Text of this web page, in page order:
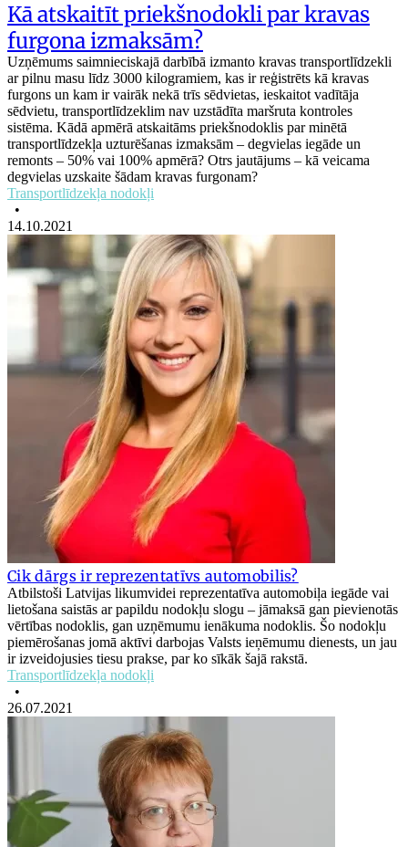
Kā atskaitīt priekšnodokli par kravas
furgona izmaksām?
Uzņēmums saimnieciskajā darbībā izmanto kravas transportlīdzekli
ar pilnu masu līdz 3000 kilogramiem, kas ir reģistrēts kā kravas
furgons un kam ir vairāk nekā trīs sēdvietas, ieskaitot vadītāja
sēdvietu, transportlīdzeklim nav uzstādīta maršruta kontroles
sistēma. Kādā apmērā atskaitāms priekšnodoklis par minētā
transportlīdzekļa uzturēšanas izmaksām – degvielas iegāde un
remonts – 50% vai 100% apmērā? Otrs jautājums – kā veicama
degvielas uzskaite šādam kravas furgonam?
Transportlīdzekļa nodokļi
•
14.10.2021
Cik dārgs ir reprezentatīvs automobilis?
Atbilstoši Latvijas likumvidei reprezentatīva automobiļa iegāde vai
lietošana saistās ar papildu nodokļu slogu – jāmaksā gan pievienotās
vērtības nodoklis, gan uzņēmumu ienākuma nodoklis. Šo nodokļu
piemērošanas jomā aktīvi darbojas Valsts ieņēmumu dienests, un jau
ir izveidojusies tiesu prakse, par ko sīkāk šajā rakstā.
Transportlīdzekļa nodokļi
•
26.07.2021